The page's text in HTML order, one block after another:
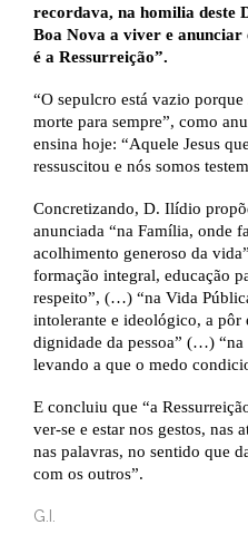
recordava, na homilia deste
Boa Nova a viver e anunciar
é a Ressurreição”.
“O sepulcro está vazio
morte para sempre”, como
ensina hoje: “Aquele Jesus
ressuscitou e nós somos
Concretizando, D. Ilídio
anunciada “na Família, onde
acolhimento generoso da
formação integral, educação
respeito”, (…) “na Vida
intolerante e ideológico, a pôr
dignidade da pessoa” (…) “na
levando a que o medo
E concluiu que “a
ver-se e estar nos gestos, nas
nas palavras, no sentido que
com os outros”.
G.I.